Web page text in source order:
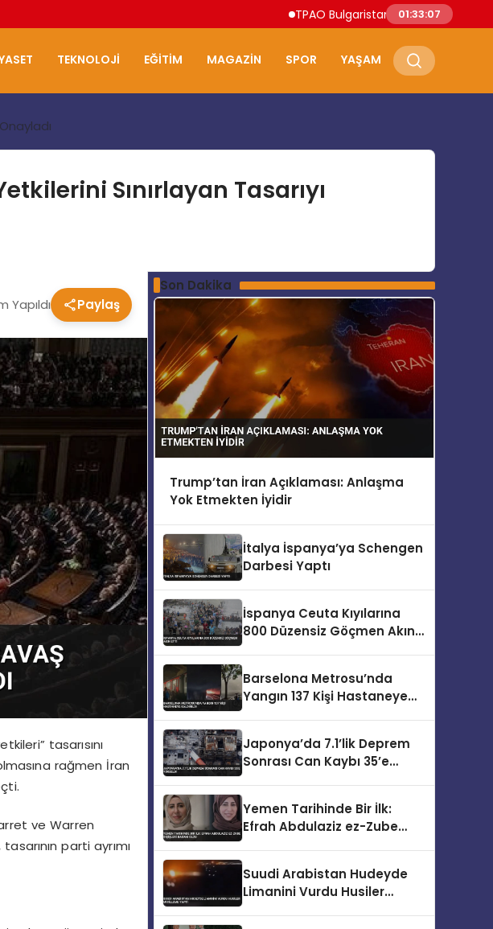
TPAO Bulgaristan Sularında Petrol ve
01:33:08
TEKNOLOJI EĞITIM MAGAZIN SPOR YAŞAM
Sınırlayan Tasarıyı
Yapıldı Paylaş
tasarısını
rağmen İran
ve Warren
parti ayrımı
Son Dakika
Trump’tan İran Açıklaması: Anlaşma
Yok Etmekten İyidir
İtalya İspanya’ya Schengen
Darbesi Yaptı
İspanya Ceuta Kıyılarına
800 Düzensiz Göçmen Akın
Barselona Metrosu’nda
Yangın 137 Kişi Hastaneye
Japonya’da 7.1’lik Deprem
Sonrası Can Kaybı 35’e
Yemen Tarihinde Bir İlk:
Efrah Abdulaziz ez-Zube
Suudi Arabistan Hudeyde
Limanini Vurdu Husiler